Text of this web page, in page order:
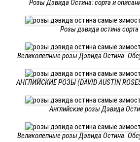
Розы Дэвида Остина: сорта и
Розы дэвида остина
Великолепные розы Дэвида Остина.
АНГЛИЙСКИЕ РОЗЫ (DAVID AUSTIN
Английские розы Дэвида
Великолепные розы Дэвида Остина.